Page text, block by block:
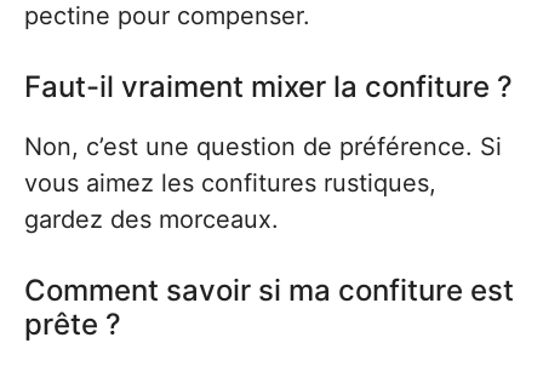
pectine pour compenser.
Faut-il vraiment mixer la confiture ?
Non, c’est une question de préférence. Si
vous aimez les confitures rustiques,
gardez des morceaux.
Comment savoir si ma confiture est
prête ?